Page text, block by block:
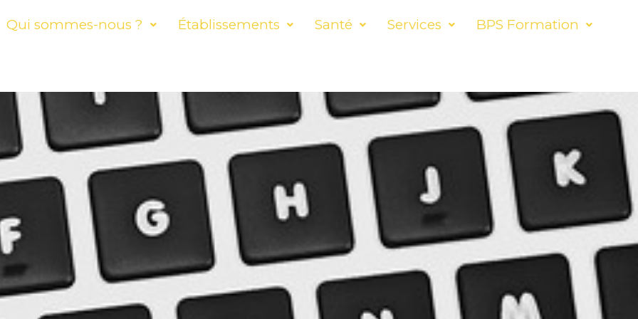
Qui sommes-nous ? Établissements Santé Services BPS Formation